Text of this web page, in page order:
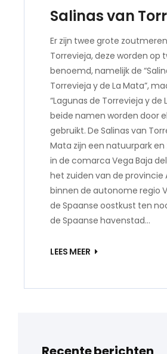
Salinas van
Er zijn twee grote
Torrevieja, deze worden op
benoemd, namelijk de
Torrevieja y de La Mata”,
“Lagunas de Torrevieja y de
beide namen worden door
gebruikt. De Salinas van
Mata zijn een natuurpark en
in de comarca Vega Baja
het zuiden van de provincie
binnen de autonome regio
de Spaanse oostkust ten
de Spaanse havenstad…
LEES MEER